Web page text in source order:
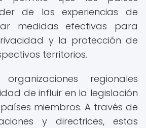
de las experiencias de
medidas efectivas para
y la protección de
territorios.
regionales
de influir en la legislación
miembros. A través de
y directrices, estas